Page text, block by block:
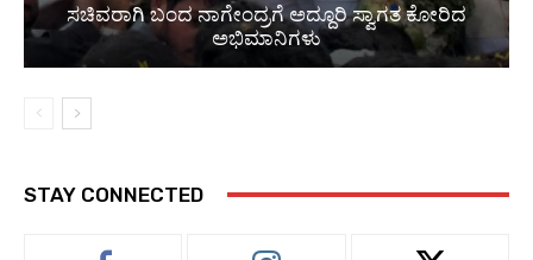
ಸಚಿವರಾಗಿ ಬಂದ ನಾಗೇಂದ್ರಗೆ ಅದ್ದೂರಿ ಸ್ವಾಗತ ಕೋರಿದ
ಅಭಿಮಾನಿಗಳು
STAY CONNECTED